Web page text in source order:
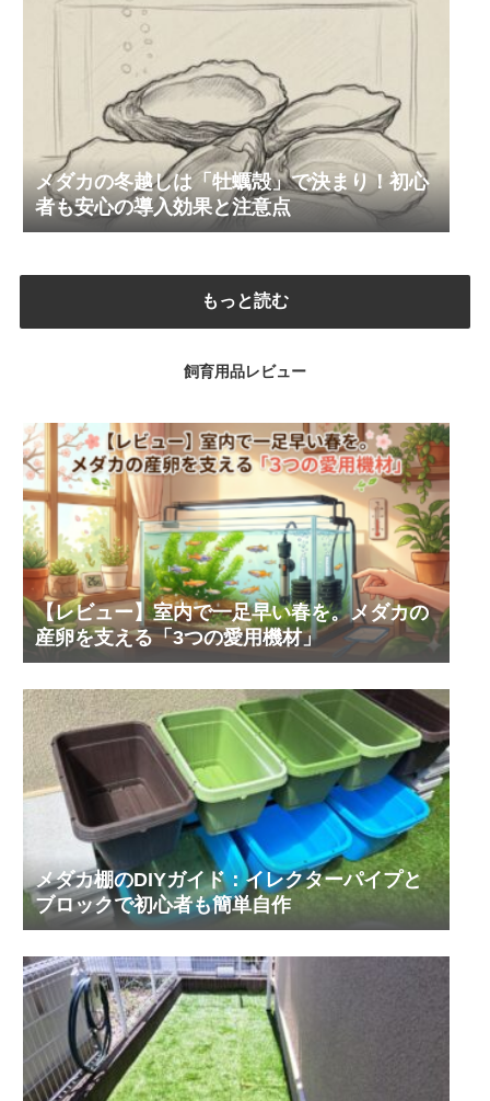
メダカの冬越しは「牡蠣殻」で決まり！初心
者も安心の導入効果と注意点
もっと読む
飼育用品レビュー
【レビュー】室内で一足早い春を。メダカの
産卵を支える「3つの愛用機材」
メダカ棚のDIYガイド：イレクターパイプと
ブロックで初心者も簡単自作